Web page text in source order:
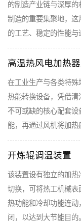
的制造产业链与深厚
制造的重要集聚地，
的工艺、稳定的性能与
高温热风电加热
在工业生产与各类特
热能转换设备，凭借
不可或缺的核心配套
能，再通过风机将加热
开炼辊调温装置
该装置设有独立的加热
切换，可将热工机械
热功能和冷却功能连
闭，以达到大节能目的。